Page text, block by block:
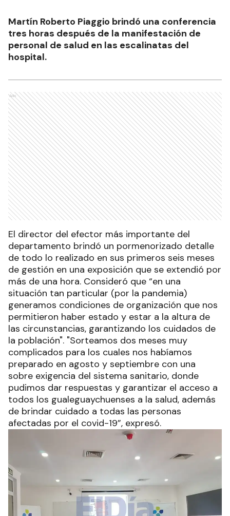
Martín Roberto Piaggio brindó una conferencia
tres horas después de la manifestación de
personal de salud en las escalinatas del
hospital.
Ads
El director del efector más importante del
departamento brindó un pormenorizado detalle
de todo lo realizado en sus primeros seis meses
de gestión en una exposición que se extendió por
más de una hora. Consideró que “en una
situación tan particular (por la pandemia)
generamos condiciones de organización que nos
permitieron haber estado y estar a la altura de
las circunstancias, garantizando los cuidados de
la población". "Sorteamos dos meses muy
complicados para los cuales nos habíamos
preparado en agosto y septiembre con una
sobre exigencia del sistema sanitario, donde
pudimos dar respuestas y garantizar el acceso a
todos los gualeguaychuenses a la salud, además
de brindar cuidado a todas las personas
afectadas por el covid-19”, expresó.